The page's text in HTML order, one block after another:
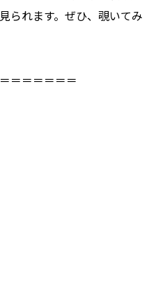
られます。ぜひ、覗いてみ
＝＝＝＝＝＝